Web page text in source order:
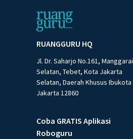
RUANGGURU HQ
Jl. Dr. Saharjo No.161, Manggarai
Selatan, Tebet, Kota Jakarta
Selatan, Daerah Khusus Ibukota
Jakarta 12860
Coba GRATIS Aplikasi
Roboguru